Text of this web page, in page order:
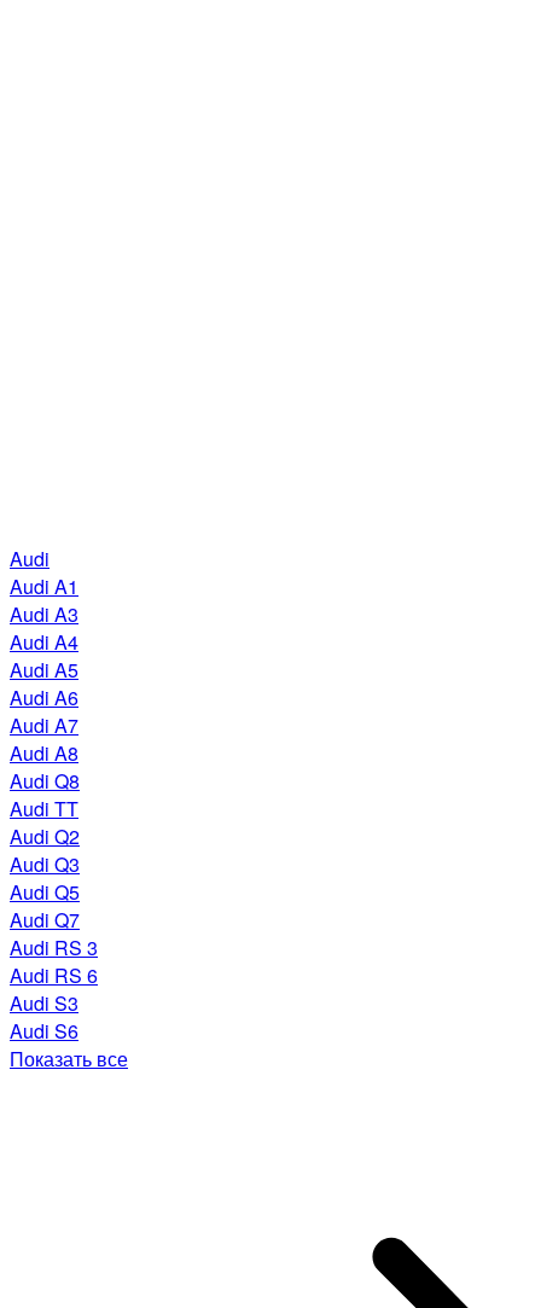
Audi
Audi A1
Audi A3
Audi A4
Audi A5
Audi A6
Audi A7
Audi A8
Audi Q8
Audi TT
Audi Q2
Audi Q3
Audi Q5
Audi Q7
Audi RS 3
Audi RS 6
Audi S3
Audi S6
Показать все